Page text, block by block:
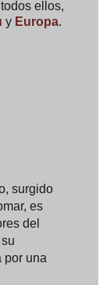
ellos,
y Europa.
surgido
es
del
por una